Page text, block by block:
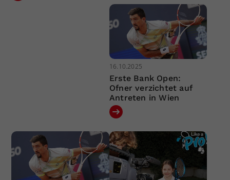
16.10.2025
Erste Bank Open:
Ofner verzichtet auf
Antreten in Wien